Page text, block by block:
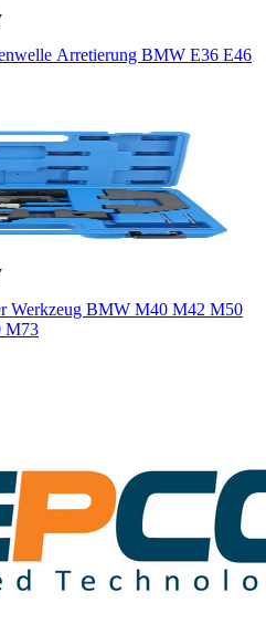
Arretierung BMW E36 E46
Werkzeug BMW M40 M42 M50
M73